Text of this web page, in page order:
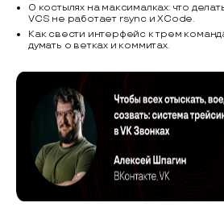
О костылях на максималках: что
VCS не работает rsync и XCode.
Как свести интерфейс к трем
думать о ветках и коммитах.